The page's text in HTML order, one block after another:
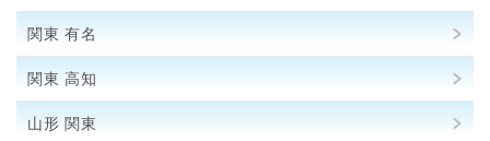
関東 有名
関東 高知
山形 関東